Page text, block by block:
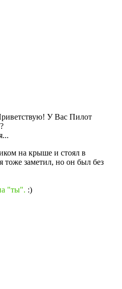
У Вас Пилот
на крыше и стоял в
тоже заметил, но он был без
"ты". :)